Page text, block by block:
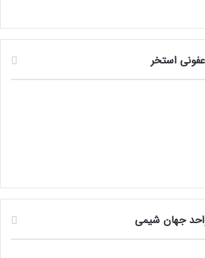
استخر
جهان شیمی